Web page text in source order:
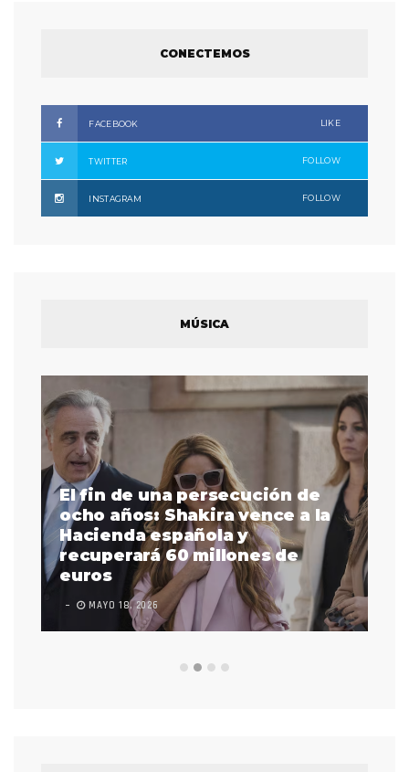
CONECTEMOS
FACEBOOK LIKE
TWITTER FOLLOW
INSTAGRAM FOLLOW
MÚSICA
El fin de una persecución de
ocho años: Shakira vence a la
Hacienda española y
recuperará 60 millones de
euros
MAYO 18, 2026